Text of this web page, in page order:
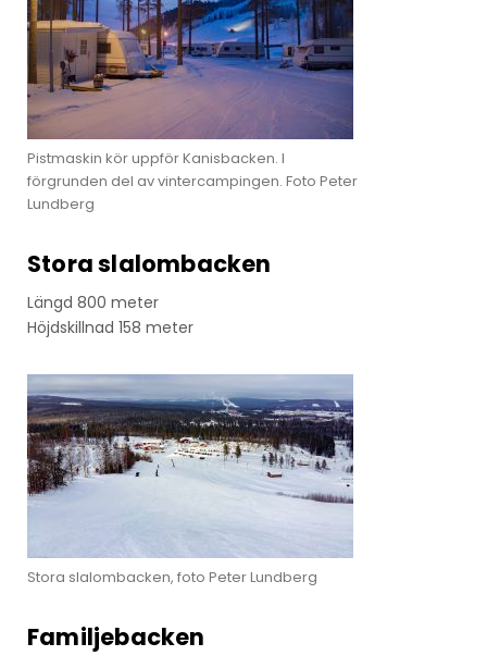
Pistmaskin kör uppför Kanisbacken. I
förgrunden del av vintercampingen. Foto Peter
Lundberg
Stora slalombacken
Längd 800 meter
Höjdskillnad 158 meter
Stora slalombacken, foto Peter Lundberg
Familjebacken